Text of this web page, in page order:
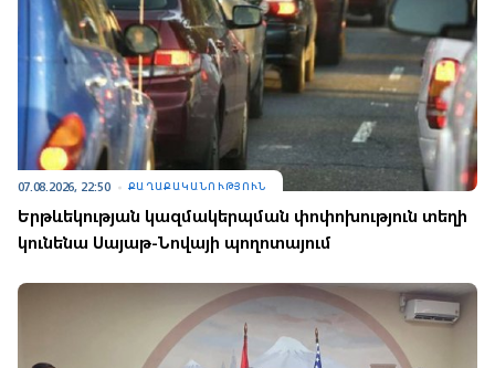
07.08.2026, 22:50 ՔԱՂԱՔԱԿԱՆՈՒԹՅՈՒՆ
Երթևեկության կազմակերպման փոփոխություն տեղի
կունենա Սայաթ-Նովայի պողոտայում